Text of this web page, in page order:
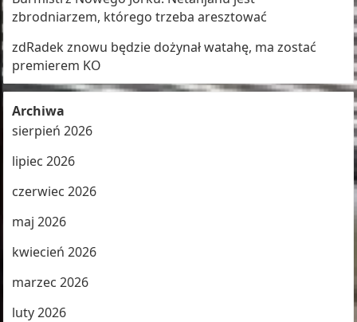
zbrodniarzem, którego trzeba aresztować
zdRadek znowu będzie dożynał watahę, ma zostać
premierem KO
Archiwa
sierpień 2026
lipiec 2026
czerwiec 2026
maj 2026
kwiecień 2026
marzec 2026
luty 2026